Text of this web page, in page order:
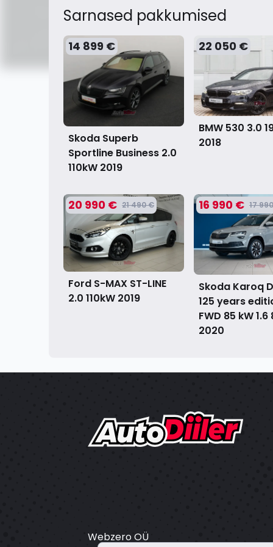
Sarnased pakkumised
14 899 €
Skoda Superb
Sportline Business 2.0
110kW 2019
22 050 €
BMW 530 3.0
2018
20 990 € 21 490 €
Ford S-MAX ST-LINE
2.0 110kW 2019
16 990 € 17
Skoda Karoq
125 years
FWD 85 kW 1.6
2020
Webzero OÜ